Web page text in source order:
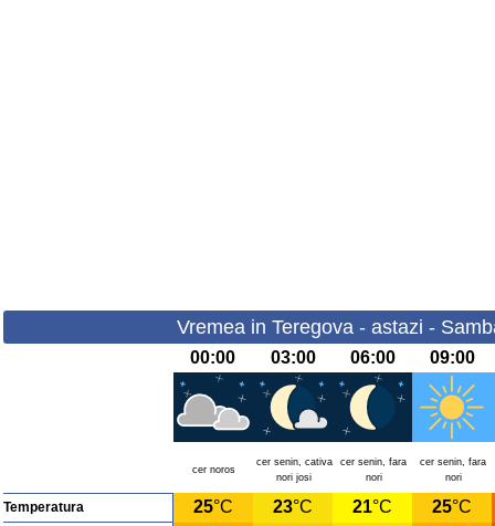
Vremea in Teregova - astazi -
00:00 03:00 06:00 09:00
cer noros
cer senin, cativa
nori josi
cer senin, fara
nori
cer senin, fara
nori
Temperatura 25°C 23°C 21°C 25°C